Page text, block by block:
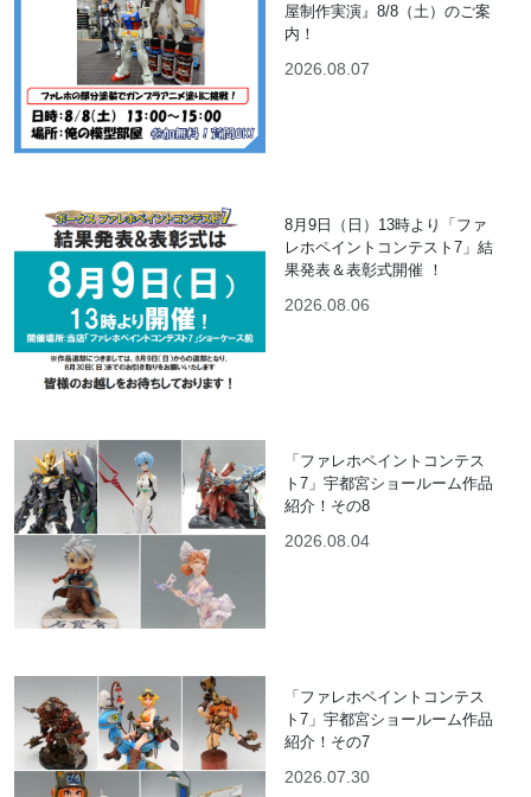
屋制作実演』8/8（土）のご案
内！
2026.08.07
8月9日（日）13時より「ファ
レホペイントコンテスト7」結
果発表＆表彰式開催 ！
2026.08.06
「ファレホペイントコンテス
ト7」宇都宮ショールーム作品
紹介！その8
2026.08.04
「ファレホペイントコンテス
ト7」宇都宮ショールーム作品
紹介！その7
2026.07.30